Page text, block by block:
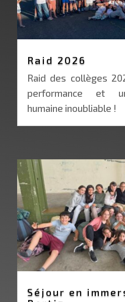
Raid 2026
Raid des collèges
performance et
humaine inoubliable !
Séjour en